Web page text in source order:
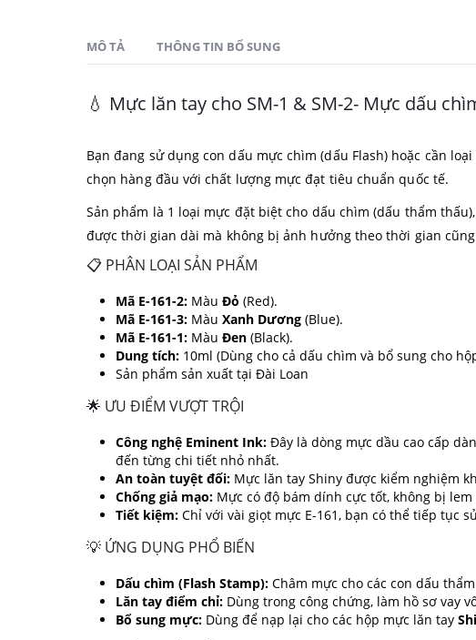
MÔ TẢ THÔNG TIN BỔ SUNG
💧 Mực lăn tay cho SM-1 & SM-2- Mực dấu
Bạn đang sử dụng con dấu mực chìm (dấu Flash) hoặc cần
chọn hàng đầu với chất lượng mực đạt tiêu chuẩn quốc tế.
Sản phẩm là 1 loại mực đặt biệt cho dấu chìm (dấu thẩm
được thời gian dài mà không bị ảnh hưởng theo thời gian
📋 PHÂN LOẠI SẢN PHẨM
Mã E-161-2: Màu Đỏ (Red).
Mã E-161-3: Màu Xanh Dương (Blue).
Mã E-161-1: Màu Đen (Black).
Dung tích: 10ml (Dùng cho cả dấu chìm và bổ sung cho
Sản phẩm sản xuất tại Đài Loan
🌟 ƯU ĐIỂM VƯỢT TRỘI
Công nghệ Eminent Ink: Đây là dòng mực dầu cao cấp
đến từng chi tiết nhỏ nhất.
An toàn tuyệt đối: Mực lăn tay Shiny được kiểm nghiệm
Chống giả mạo: Mực có độ bám dính cực tốt, không bị
Tiết kiệm: Chỉ với vài giọt mực E-161, bạn có thể tiếp tục
💡 ỨNG DỤNG PHỔ BIẾN
Dấu chìm (Flash Stamp): Châm mực cho các con dấu
Lăn tay điểm chỉ: Dùng trong công chứng, làm hồ sơ vay
Bổ sung mực: Dùng để nạp lại cho các hộp mực lăn tay